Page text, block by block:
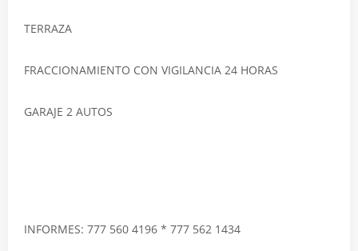
TERRAZA
FRACCIONAMIENTO CON VIGILANCIA 24 HORAS
GARAJE 2 AUTOS
INFORMES: 777 560 4196 * 777 562 1434